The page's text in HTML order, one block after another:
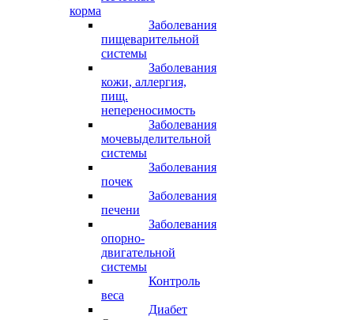
корма
Заболевания
пищеварительной
системы
Заболевания
кожи, аллергия,
пищ.
непереносимость
Заболевания
мочевыделительной
системы
Заболевания
почек
Заболевания
печени
Заболевания
опорно-
двигательной
системы
Контроль
веса
Диабет